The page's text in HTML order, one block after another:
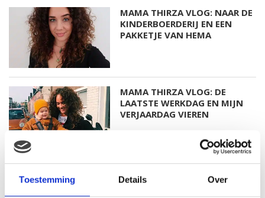
Toestemming Details Over
MAMA THIRZA VLOG: NAAR DE
KINDERBOERDERIJ EN EEN
PAKKETJE VAN HEMA
MAMA THIRZA VLOG: DE
LAATSTE WERKDAG EN MIJN
VERJAARDAG VIEREN
FEEST, WANT REBEL IS JARIG!